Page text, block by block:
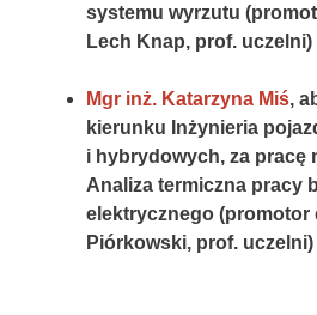
systemu wyrzutu
Lech Knap, prof. uczelni)
Mgr inż. Katarzyna Miś,
kierunku Inżynieria
i hybrydowych, za pracę
Analiza termiczna pracy
elektrycznego (promotor
Piórkowski, prof. uczelni)